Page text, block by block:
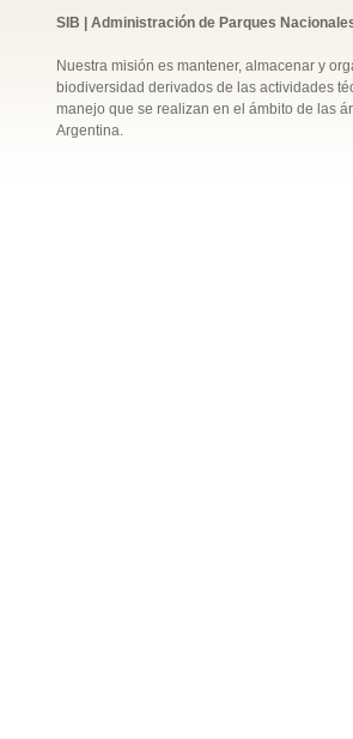
SIB | Administración de Parques
Nuestra misión es mantener, almacenar y
biodiversidad derivados de las actividades
manejo que se realizan en el ámbito de las
Argentina.